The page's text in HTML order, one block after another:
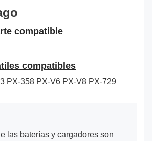
compatible
compatibles
PX-358 PX-V6 PX-V8 PX-729
las baterías y cargadores son